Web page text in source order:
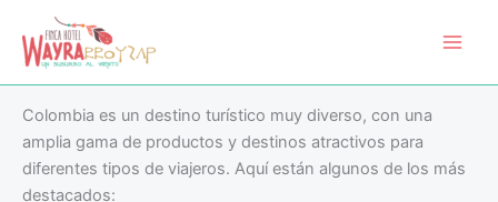
contenido
Colombia, un destino muy
diverso
Colombia es un destino turístico muy diverso, con una
amplia gama de productos y destinos atractivos para
diferentes tipos de viajeros. Aquí están algunos de los más
destacados: